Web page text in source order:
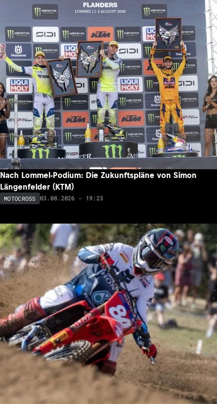
Nach Lommel-Podium: Die Zukunftspläne von Simon
Längenfelder (KTM)
MOTOCROSS 03.08.2026 - 19:23